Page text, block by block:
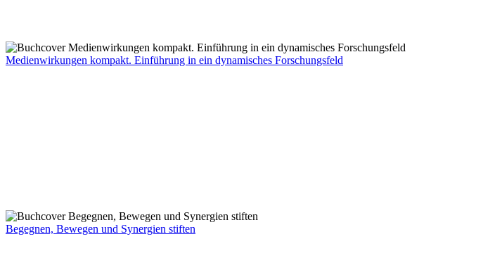
Medienwirkungen kompakt. Einführung in ein dynamisches Forschungsfeld
Begegnen, Bewegen und Synergien stiften